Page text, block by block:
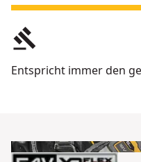
gavel
Entspricht immer den